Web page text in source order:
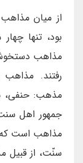
از میان
بود، تنها
مذاهب
رفتند.
مذهب: حنفى،
جمهور اهل
مذاهب است كه
سنّت، از